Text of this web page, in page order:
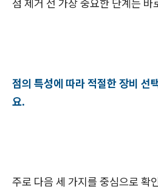
점 제거 전 가장 중요한 단계는 바
점의 특성에 따라 적절한 장비 선
요.
주로 다음 세 가지를 중심으로 확